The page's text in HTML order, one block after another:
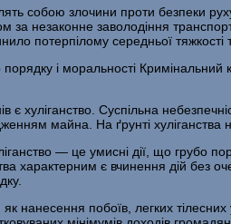
собою злочини проти безпеки
за незаконне заволодіння
потерпілому середньої
і мораль­ності
хуліганство. Суспільна
майна. На ґрунті хуліганства
— це умисні дії, що грубо
характерним є вчинення дій без
як нанесення побоїв, легких